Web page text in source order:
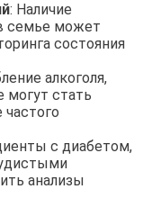
: Наличие
семье может
состояния
алкоголя,
могут стать
с диабетом,
анализы